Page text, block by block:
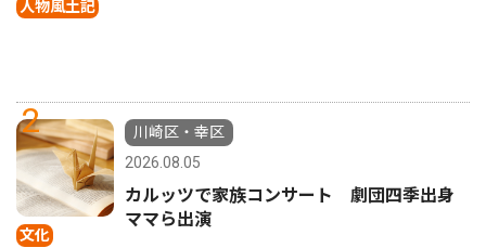
人物風土記
2
文化
川崎区・幸区
2026.08.05
カルッツで家族コンサート 劇団四季出身
ママら出演